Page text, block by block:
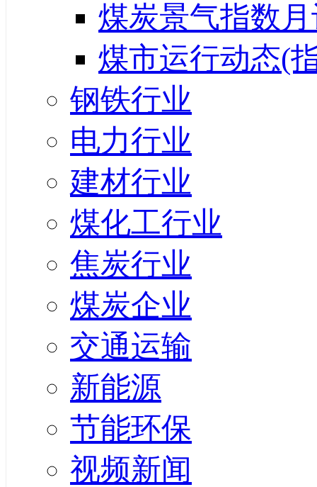
煤炭景气指数
煤市运行动态(
钢铁行业
电力行业
建材行业
煤化工行业
焦炭行业
煤炭企业
交通运输
新能源
节能环保
视频新闻